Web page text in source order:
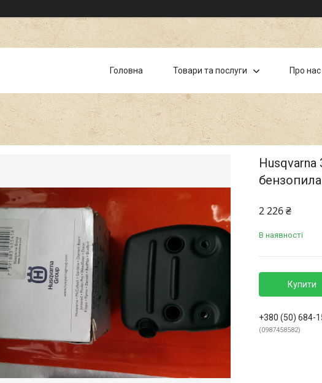
Головна Товари та послуги Про нас
Husqvarna
бензопила
2 226 ₴
В наявності
Купити
+380 (50) 684-
0987458582